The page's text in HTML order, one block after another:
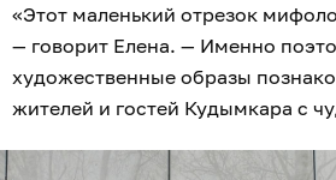
«Этот маленький отрезок
— говорит Елена. — Именно
художественные образы
жителей и гостей Кудымкара с